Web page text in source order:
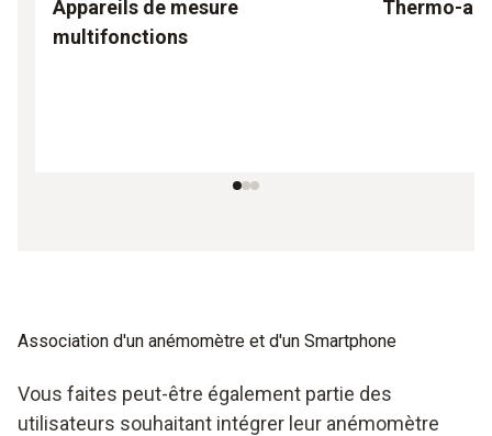
Appareils de mesure
multifonctions
Thermo-
Association d'un anémomètre et d'un Smartphone
Vous faites peut-être également partie des
utilisateurs souhaitant intégrer leur anémomètre